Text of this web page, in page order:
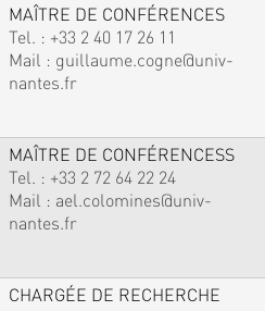
MAÎTRE DE CONFÉRENCES
Tel. : +33 2 40 17 26 11
Mail : guillaume.cogne@univ-
nantes.fr
MAÎTRE DE CONFÉRENCESS
Tel. : +33 2 72 64 22 24
Mail : ael.colomines@univ-
nantes.fr
CHARGÉE DE RECHERCHE